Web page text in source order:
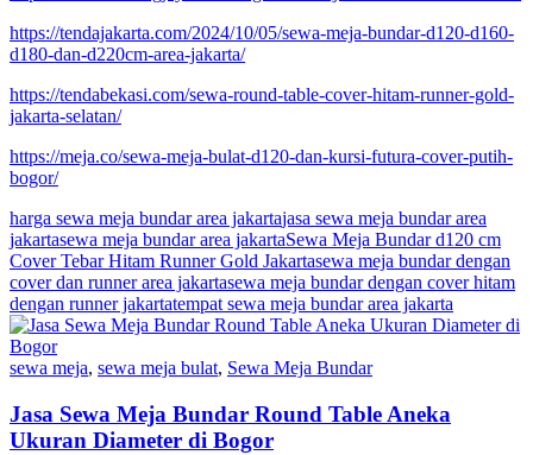
https://tendajakarta.com/2024/10/05/sewa-meja-bundar-d120-d160-
d180-dan-d220cm-area-jakarta/
https://tendabekasi.com/sewa-round-table-cover-hitam-runner-gold-
jakarta-selatan/
https://meja.co/sewa-meja-bulat-d120-dan-kursi-futura-cover-putih-
bogor/
harga sewa meja bundar area jakartajasa sewa meja bundar area
jakartasewa meja bundar area jakartaSewa Meja Bundar d120 cm
Cover Tebar Hitam Runner Gold Jakartasewa meja bundar dengan
cover dan runner area jakartasewa meja bundar dengan cover hitam
dengan runner jakartatempat sewa meja bundar area jakarta
sewa meja, sewa meja bulat, Sewa Meja Bundar
Jasa Sewa Meja Bundar Round Table Aneka
Ukuran Diameter di Bogor